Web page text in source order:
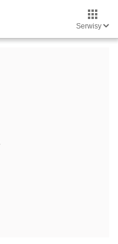
Serwisy